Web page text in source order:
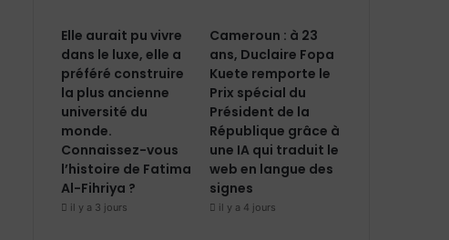
Elle aurait pu vivre
dans le luxe, elle a
préféré construire
la plus ancienne
université du
monde.
Connaissez-vous
l’histoire de Fatima
Al-Fihriya ?
il y a 3 jours
Cameroun : à 23
ans, Duclaire Fopa
Kuete remporte le
Prix spécial du
Président de la
République grâce à
une IA qui traduit le
web en langue des
signes
il y a 4 jours